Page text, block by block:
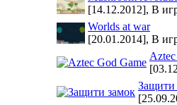
[14.12.2012], В
Worlds at war
[20.01.2014], В
Защити